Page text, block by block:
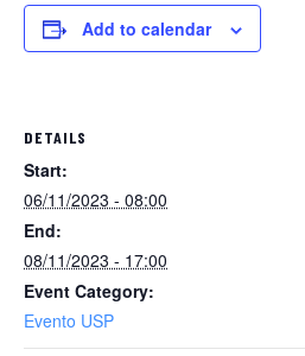
Add to calendar
DETAILS
Start:
06/11/2023 - 08:00
End:
08/11/2023 - 17:00
Event Category:
Evento USP